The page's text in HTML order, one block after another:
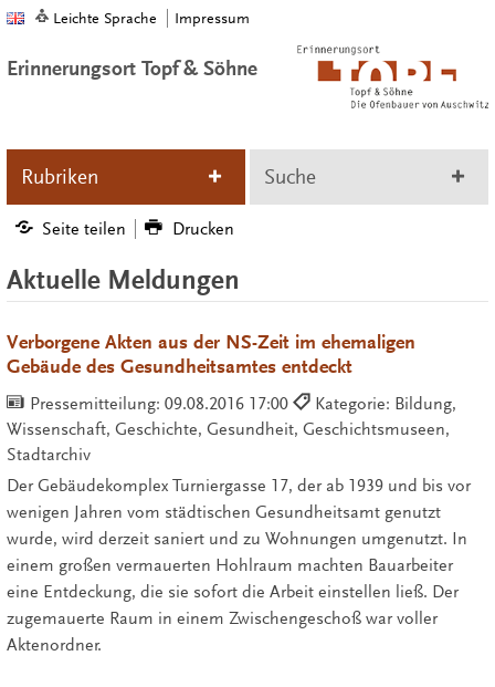
Leichte Sprache Impressum
Erinnerungsort Topf & Söhne
Rubriken Suche
Seite teilen Drucken
Aktuelle Meldungen
Verborgene Akten aus der NS-Zeit im ehemaligen
Gebäude des Gesundheitsamtes entdeckt
Pressemitteilung: 09.08.2016 17:00
Kategorie: Bildung,
Wissenschaft, Geschichte, Gesundheit, Geschichtsmuseen,
Stadtarchiv
Der Gebäudekomplex Turniergasse 17, der ab 1939 und bis vor
wenigen Jahren vom städtischen Gesundheitsamt genutzt
wurde, wird derzeit saniert und zu Wohnungen umgenutzt. In
einem großen vermauerten Hohlraum machten Bauarbeiter
eine Entdeckung, die sie sofort die Arbeit einstellen ließ. Der
zugemauerte Raum in einem Zwischengeschoß war voller
Aktenordner.